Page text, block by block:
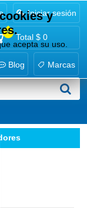
Iniciar sesión
0
Total $ 0
Blog Marcas
y
acepta su uso.